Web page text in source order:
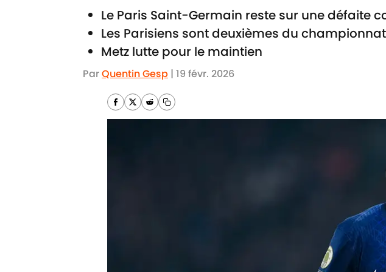
Le Paris Saint-Germain reste sur une défaite
Les Parisiens sont deuxièmes du championnat
Metz lutte pour le maintien
ParQuentin Gesp | 19 févr. 2026